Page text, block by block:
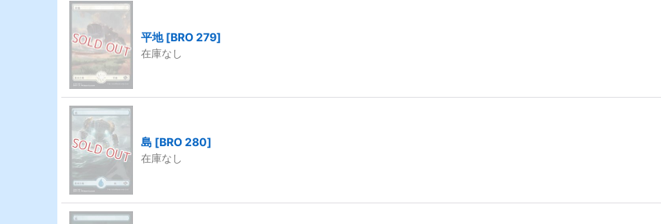
平地 [BRO 279]
在庫なし
島 [BRO 280]
在庫なし